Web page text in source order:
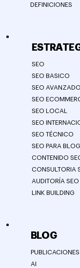
DEFINICIONES
SEO
SEO BASICO
SEO AVANZADO
SEO
SEO LOCAL
SEO
SEO TÉCNICO
SEO PARA
CONTENIDO
CONSULTORIA
AUDITORÍA SEO
LINK BUILDING
BLOG
PUBLICACIONES
AI